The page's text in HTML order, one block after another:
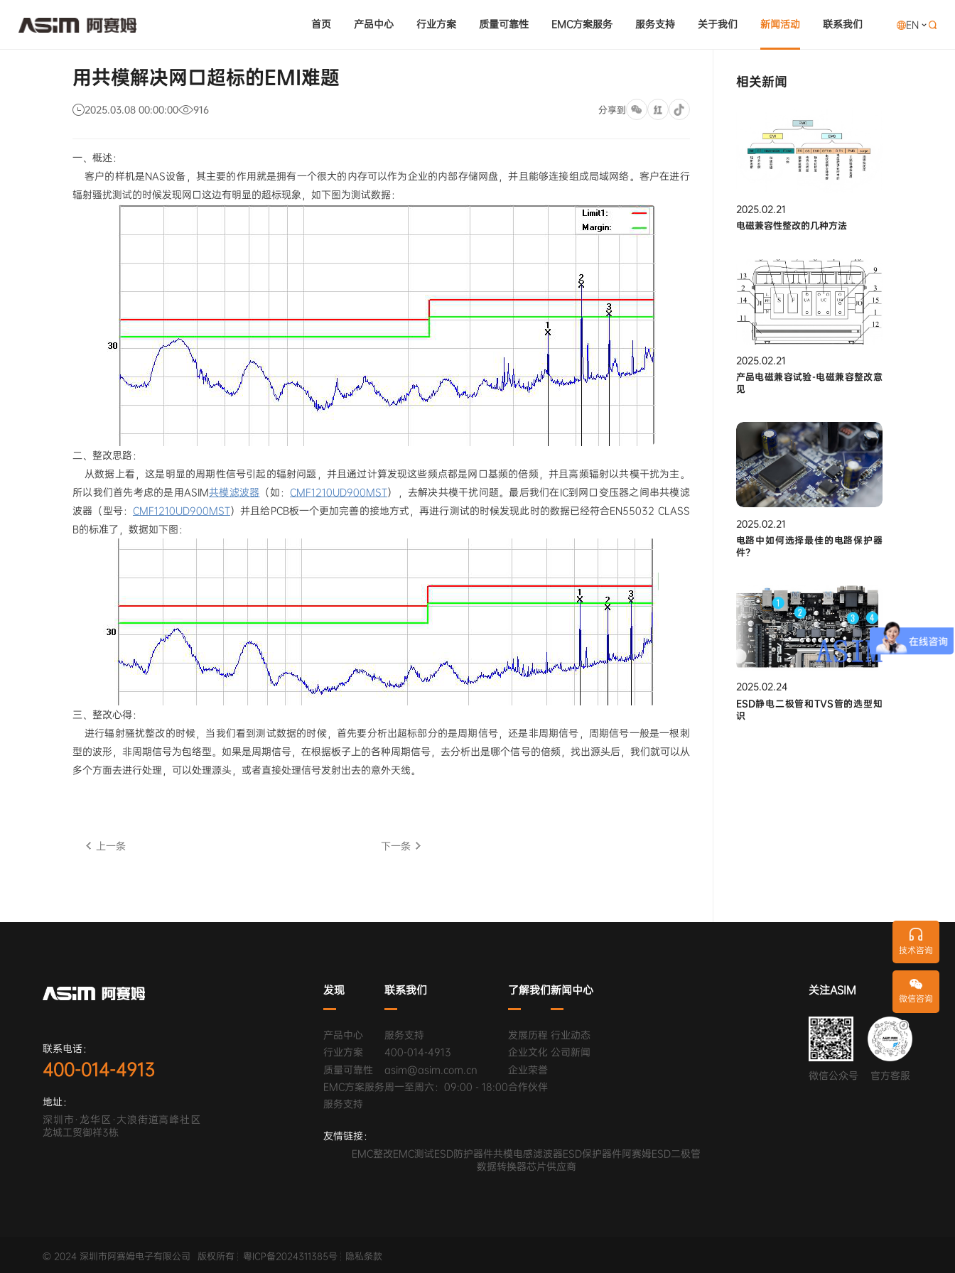
首页 产品中心 行业方案 质量可靠性 EMC方案服务 服务支持 关于我们 新闻活动 联系我们 EN 
技术咨询
微信咨询
用共模解决网口超标的EMI难题
2025.03.08 00:00:00 916 分享到
一、概述：
客户的样机是NAS设备，其主要的作用就是拥有一个很大的内存可以作为企业的内部存储网盘，并且能够连接组成局域网络。客户在进行
辐射骚扰测试的时候发现网口这边有明显的超标现象，如下图为测试数据：
二、整改思路：
从数据上看，这是明显的周期性信号引起的辐射问题，并且通过计算发现这些频点都是网口基频的倍频，并且高频辐射以共模干扰为主。
所以我们首先考虑的是用ASIM共模滤波器 （如：CMF1210UD900MST），去解决共模干扰问题。最后我们在IC到网口变压器之间串共模滤
波器（型号： CMF1210UD900MST）并且给PCB板一个更加完善的接地方式，再进行测试的时候发现此时的数据已经符合EN55032 CLASS
B的标准了，数据如下图：
三、整改心得：
进行辐射骚扰整改的时候，当我们看到测试数据的时候，首先要分析出超标部分的是周期信号，还是非周期信号，周期信号一般是一根刺
型的波形，非周期信号为包络型。如果是周期信号，在根据板子上的各种周期信号，去分析出是哪个信号的倍频，找出源头后，我们就可以从
多个方面去进行处理，可以处理源头，或者直接处理信号发射出去的意外天线。
上一条 下一条
相关新闻
2025.02.21
电磁兼容性整改的几种方法
2025.02.21
产品电磁兼容试验-电磁兼容整改意
见
2025.02.21
电路中如何选择最佳的电路保护器
件？
2025.02.24
ESD静电二极管和TVS管的选型知
识
联系电话：
400-014-4913
地址：
深圳市·龙华区·大浪街道高峰社区
龙城工贸御祥3栋
发现
产品中心
行业方案
质量可靠性
EMC方案服务
服务支持
联系我们
服务支持
400-014-4913
asim@asim.com.cn
周一至周六：09:00 - 18:00
了解我们
发展历程
企业文化
企业荣誉
合作伙伴
新闻中心
行业动态
公司新闻
友情链接：
EMC整改EMC测试ESD防护器件共模电感滤波器ESD保护器件阿赛姆ESD二极管
数据转换器芯片供应商
关注ASIM
微信公众号 官方客服
© 2024 深圳市阿赛姆电子有限公司 版权所有 粤ICP备2024311385号 隐私条款